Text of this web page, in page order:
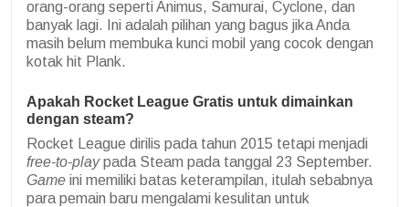
orang-orang seperti Animus, Samurai, Cyclone, dan
banyak lagi. Ini adalah pilihan yang bagus jika Anda
masih belum membuka kunci mobil yang cocok dengan
kotak hit Plank.
Apakah Rocket League Gratis untuk dimainkan
dengan steam?
Rocket League dirilis pada tahun 2015 tetapi menjadi
free-to-playpada Steam pada tanggal 23 September.
Game ini memiliki batas keterampilan, itulah sebabnya
para pemain baru mengalami kesulitan untuk